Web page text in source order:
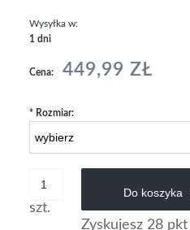
Wysyłka w:
1 dni
Cena: 449,99 ZŁ
* Rozmiar:
szt.
Do koszyka
Zyskujesz 28pkt [